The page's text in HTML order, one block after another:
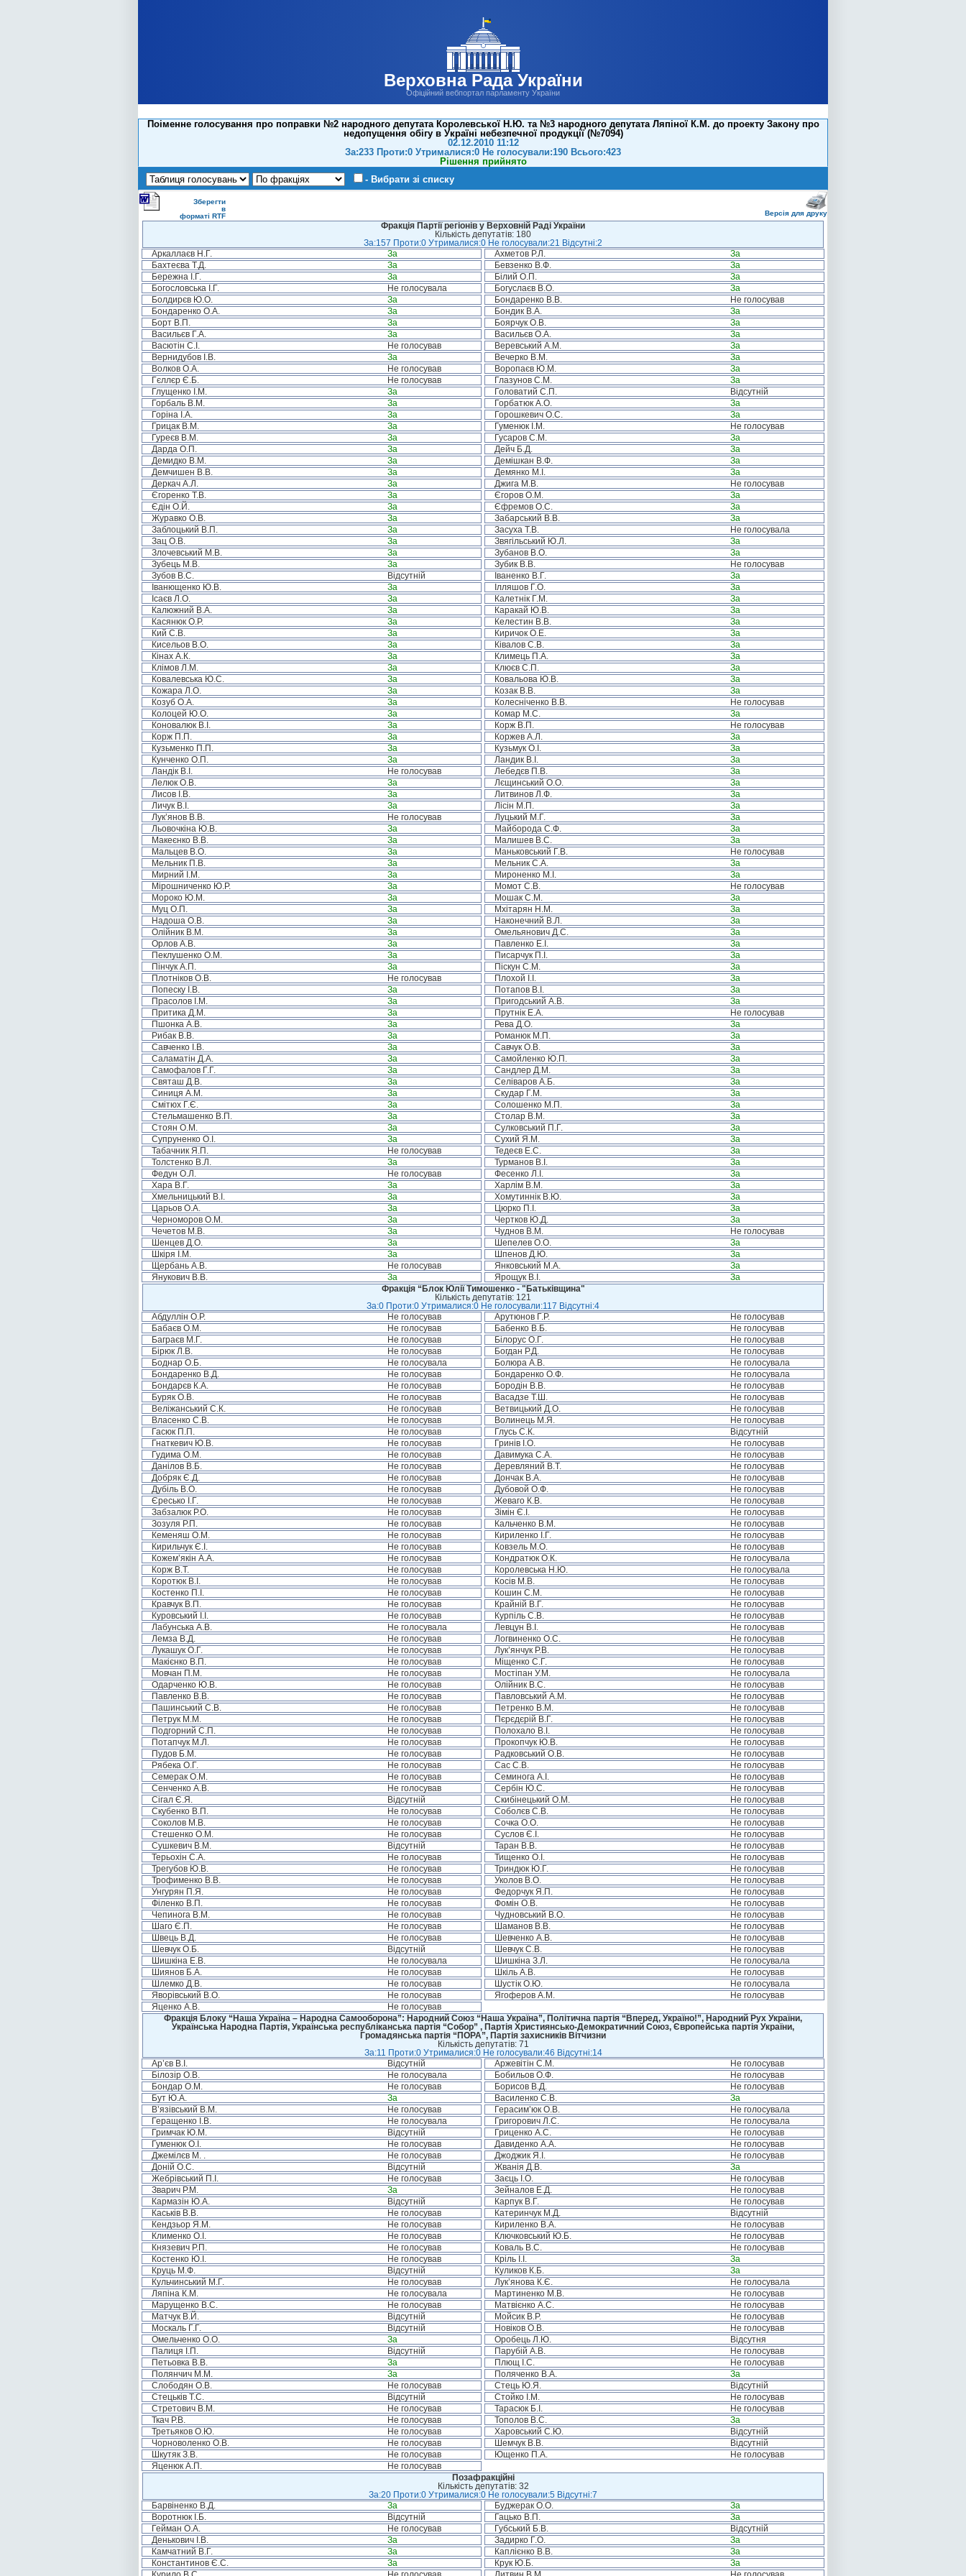
Верховна Рада України
Офіційний вебпортал парламенту України
Поіменне голосування про поправки №2 народного депутата Королевської Н.Ю. та №3 народного депутата Ляпіної К.М. до проекту Закону про
недопущення обігу в Україні небезпечної продукції (№7094)
02.12.2010 11:12
За:233 Проти:0 Утрималися:0 Не голосували:190 Всього:423
Рішення прийнято
- Вибрати зі списку
Зберегти
в
форматі RTF
Версія для друку
Фракція Партії регіонів у Верховній Раді України
Кількість депутатів: 180
За:157 Проти:0 Утрималися:0 Не голосували:21 Відсутні:2
Аркаллаєв Н.Г.
За Ахметов Р.Л.
За
Бахтеєва Т.Д.
За Бевзенко В.Ф.
За
Бережна І.Г.
За Білий О.П.
За
Богословська І.Г.
Не голосувала Богуслаєв В.О.
За
Болдирєв Ю.О.
За Бондаренко В.В.
Не голосував
Бондаренко О.А.
За Бондик В.А.
За
Борт В.П.
За Боярчук О.В.
За
Васильєв Г.А.
За Васильєв О.А.
За
Васютін С.І.
Не голосував Веревський А.М.
За
Вернидубов І.В.
За Вечерко В.М.
За
Волков О.А.
Не голосував Воропаєв Ю.М.
За
Гєллєр Є.Б.
Не голосував Глазунов С.М.
За
Глущенко І.М.
За Головатий С.П.
Відсутній
Горбаль В.М.
За Горбатюк А.О.
За
Горіна І.А.
За Горошкевич О.С.
За
Грицак В.М.
За Гуменюк І.М.
Не голосував
Гуреєв В.М.
За Гусаров С.М.
За
Дарда О.П.
За Дейч Б.Д.
За
Демидко В.М.
За Демішкан В.Ф.
За
Демчишен В.В.
За Демянко М.І.
За
Деркач А.Л.
За Джига М.В.
Не голосував
Єгоренко Т.В.
За Єгоров О.М.
За
Єдін О.Й.
За Єфремов О.С.
За
Журавко О.В.
За Забарський В.В.
За
Заблоцький В.П.
За Засуха Т.В.
Не голосувала
Зац О.В.
За Звягільський Ю.Л.
За
Злочевський М.В.
За Зубанов В.О.
За
Зубець М.В.
За Зубик В.В.
Не голосував
Зубов В.С.
Відсутній Іваненко В.Г.
За
Іванющенко Ю.В.
За Ілляшов Г.О.
За
Ісаєв Л.О.
За Калетнік Г.М.
За
Калюжний В.А.
За Каракай Ю.В.
За
Касянюк О.Р.
За Келестин В.В.
За
Кий С.В.
За Киричок О.Е.
За
Кисельов В.О.
За Ківалов С.В.
За
Кінах А.К.
За Климець П.А.
За
Клімов Л.М.
За Клюєв С.П.
За
Ковалевська Ю.С.
За Ковальова Ю.В.
За
Кожара Л.О.
За Козак В.В.
За
Козуб О.А.
За Колесніченко В.В.
Не голосував
Колоцей Ю.О.
За Комар М.С.
За
Коновалюк В.І.
За Корж В.П.
Не голосував
Корж П.П.
За Коржев А.Л.
За
Кузьменко П.П.
За Кузьмук О.І.
За
Кунченко О.П.
За Ландик В.І.
За
Ландік В.І.
Не голосував Лебедєв П.В.
За
Лелюк О.В.
За Лєщинський О.О.
За
Лисов І.В.
За Литвинов Л.Ф.
За
Личук В.І.
За Лісін М.П.
За
Лук’янов В.В.
Не голосував Луцький М.Г.
За
Льовочкіна Ю.В.
За Майборода С.Ф.
За
Макеєнко В.В.
За Малишев В.С.
За
Мальцев В.О.
За Маньковський Г.В.
Не голосував
Мельник П.В.
За Мельник С.А.
За
Мирний І.М.
За Мироненко М.І.
За
Мірошниченко Ю.Р.
За Момот С.В.
Не голосував
Мороко Ю.М.
За Мошак С.М.
За
Муц О.П.
За Мхітарян Н.М.
За
Надоша О.В.
За Наконечний В.Л.
За
Олійник В.М.
За Омельянович Д.С.
За
Орлов А.В.
За Павленко Е.І.
За
Пеклушенко О.М.
За Писарчук П.І.
За
Пінчук А.П.
За Піскун С.М.
За
Плотніков О.В.
Не голосував Плохой І.І.
За
Попеску І.В.
За Потапов В.І.
За
Прасолов І.М.
За Пригодський А.В.
За
Притика Д.М.
За Прутнік Е.А.
Не голосував
Пшонка А.В.
За Рева Д.О.
За
Рибак В.В.
За Романюк М.П.
За
Савченко І.В.
За Савчук О.В.
За
Саламатін Д.А.
За Самойленко Ю.П.
За
Самофалов Г.Г.
За Сандлер Д.М.
За
Святаш Д.В.
За Селіваров А.Б.
За
Синиця А.М.
За Скудар Г.М.
За
Смітюх Г.Є.
За Солошенко М.П.
За
Стельмашенко В.П.
За Столар В.М.
За
Стоян О.М.
За Сулковський П.Г.
За
Супруненко О.І.
За Сухий Я.М.
За
Табачник Я.П.
Не голосував Тедеєв Е.С.
За
Толстенко В.Л.
За Турманов В.І.
За
Федун О.Л.
Не голосував Фесенко Л.І.
За
Хара В.Г.
За Харлім В.М.
За
Хмельницький В.І.
За Хомутиннік В.Ю.
За
Царьов О.А.
За Цюрко П.І.
За
Черноморов О.М.
За Чертков Ю.Д.
За
Чечетов М.В.
За Чуднов В.М.
Не голосував
Шенцев Д.О.
За Шепелев О.О.
За
Шкіря І.М.
За Шпенов Д.Ю.
За
Щербань А.В.
Не голосував Янковський М.А.
За
Янукович В.В.
За Ярощук В.І.
За
Фракція “Блок Юлії Тимошенко - "Батьківщина"
Кількість депутатів: 121
За:0 Проти:0 Утрималися:0 Не голосували:117 Відсутні:4
Абдуллін О.Р.
Не голосував Арутюнов Г.Р.
Не голосував
Бабаєв О.М.
Не голосував Бабенко В.Б.
Не голосував
Баграєв М.Г.
Не голосував Білорус О.Г.
Не голосував
Бірюк Л.В.
Не голосував Богдан Р.Д.
Не голосував
Боднар О.Б.
Не голосувала Болюра А.В.
Не голосувала
Бондаренко В.Д.
Не голосував Бондаренко О.Ф.
Не голосувала
Бондарєв К.А.
Не голосував Бородін В.В.
Не голосував
Буряк О.В.
Не голосував Васадзе Т.Ш.
Не голосував
Веліжанський С.К.
Не голосував Ветвицький Д.О.
Не голосував
Власенко С.В.
Не голосував Волинець М.Я.
Не голосував
Гасюк П.П.
Не голосував Глусь С.К.
Відсутній
Гнаткевич Ю.В.
Не голосував Гринів І.О.
Не голосував
Гудима О.М.
Не голосував Давимука С.А.
Не голосував
Данілов В.Б.
Не голосував Деревляний В.Т.
Не голосував
Добряк Є.Д.
Не голосував Дончак В.А.
Не голосував
Дубіль В.О.
Не голосував Дубовой О.Ф.
Не голосував
Єресько І.Г.
Не голосував Жеваго К.В.
Не голосував
Забзалюк Р.О.
Не голосував Зімін Є.І.
Не голосував
Зозуля Р.П.
Не голосував Кальченко В.М.
Не голосував
Кеменяш О.М.
Не голосував Кириленко І.Г.
Не голосував
Кирильчук Є.І.
Не голосував Ковзель М.О.
Не голосував
Кожем’якін А.А.
Не голосував Кондратюк О.К.
Не голосувала
Корж В.Т.
Не голосував Королевська Н.Ю.
Не голосувала
Коротюк В.І.
Не голосував Косів М.В.
Не голосував
Костенко П.І.
Не голосував Кошин С.М.
Не голосував
Кравчук В.П.
Не голосував Крайній В.Г.
Не голосував
Куровський І.І.
Не голосував Курпіль С.В.
Не голосував
Лабунська А.В.
Не голосувала Левцун В.І.
Не голосував
Лемза В.Д.
Не голосував Логвиненко О.С.
Не голосував
Лукашук О.Г.
Не голосував Лук’янчук Р.В.
Не голосував
Макієнко В.П.
Не голосував Міщенко С.Г.
Не голосував
Мовчан П.М.
Не голосував Мостіпан У.М.
Не голосувала
Одарченко Ю.В.
Не голосував Олійник В.С.
Не голосував
Павленко В.В.
Не голосував Павловський А.М.
Не голосував
Пашинський С.В.
Не голосував Петренко В.М.
Не голосував
Петрук М.М.
Не голосував Пєрєдєрій В.Г.
Не голосував
Подгорний С.П.
Не голосував Полохало В.І.
Не голосував
Потапчук М.Л.
Не голосував Прокопчук Ю.В.
Не голосував
Пудов Б.М.
Не голосував Радковський О.В.
Не голосував
Рябека О.Г.
Не голосував Сас С.В.
Не голосував
Семерак О.М.
Не голосував Семинога А.І.
Не голосував
Сенченко А.В.
Не голосував Сербін Ю.С.
Не голосував
Сігал Є.Я.
Відсутній Скибінецький О.М.
Не голосував
Скубенко В.П.
Не голосував Соболєв С.В.
Не голосував
Соколов М.В.
Не голосував Сочка О.О.
Не голосував
Стешенко О.М.
Не голосував Суслов Є.І.
Не голосував
Сушкевич В.М.
Відсутній Таран В.В.
Не голосував
Терьохін С.А.
Не голосував Тищенко О.І.
Не голосував
Трегубов Ю.В.
Не голосував Триндюк Ю.Г.
Не голосував
Трофименко В.В.
Не голосував Уколов В.О.
Не голосував
Унгурян П.Я.
Не голосував Федорчук Я.П.
Не голосував
Філенко В.П.
Не голосував Фомін О.В.
Не голосував
Чепинога В.М.
Не голосував Чудновський В.О.
Не голосував
Шаго Є.П.
Не голосував Шаманов В.В.
Не голосував
Швець В.Д.
Не голосував Шевченко А.В.
Не голосував
Шевчук О.Б.
Відсутній Шевчук С.В.
Не голосував
Шишкіна Е.В.
Не голосувала Шишкіна З.Л.
Не голосувала
Шиянов Б.А.
Не голосував Шкіль А.В.
Не голосував
Шлемко Д.В.
Не голосував Шустік О.Ю.
Не голосувала
Яворівський В.О.
Не голосував Ягоферов А.М.
Не голосував
Яценко А.В.
Не голосував
Фракція Блоку “Наша Україна – Народна Самооборона”: Народний Союз “Наша Україна”, Політична партія “Вперед, Україно!”, Народний Рух України,
Українська Народна Партія, Українська республіканська партія “Собор” , Партія Християнсько-Демократичний Союз, Європейська партія України,
Громадянська партія “ПОРА”, Партія захисників Вітчизни
Кількість депутатів: 71
За:11 Проти:0 Утрималися:0 Не голосували:46 Відсутні:14
Ар’єв В.І.
Відсутній Аржевітін С.М.
Не голосував
Білозір О.В.
Не голосувала Бобильов О.Ф.
Не голосував
Бондар О.М.
Не голосував Борисов В.Д.
Не голосував
Бут Ю.А.
За Василенко С.В.
За
В’язівський В.М.
Не голосував Герасим’юк О.В.
Не голосувала
Геращенко І.В.
Не голосувала Григорович Л.С.
Не голосувала
Гримчак Ю.М.
Відсутній Гриценко А.С.
Не голосував
Гуменюк О.І.
Не голосував Давиденко А.А.
Не голосував
Джемілєв М. .
Не голосував Джоджик Я.І.
Не голосував
Доній О.С.
Відсутній Жванія Д.В.
За
Жебрівський П.І.
Не голосував Заєць І.О.
Не голосував
Зварич Р.М.
За Зейналов Е.Д.
Не голосував
Кармазін Ю.А.
Відсутній Карпук В.Г.
Не голосував
Каськів В.В.
Не голосував Катеринчук М.Д.
Відсутній
Кендзьор Я.М.
Не голосував Кириленко В.А.
Не голосував
Клименко О.І.
Не голосував Ключковський Ю.Б.
Не голосував
Князевич Р.П.
Не голосував Коваль В.С.
Не голосував
Костенко Ю.І.
Не голосував Кріль І.І.
За
Круць М.Ф.
Відсутній Куликов К.Б.
За
Кульчинський М.Г.
Не голосував Лук’янова К.Є.
Не голосувала
Ляпіна К.М.
Не голосувала Мартиненко М.В.
Не голосував
Марущенко В.С.
Не голосував Матвієнко А.С.
Не голосував
Матчук В.Й.
Відсутній Мойсик В.Р.
Не голосував
Москаль Г.Г.
Відсутній Новіков О.В.
Не голосував
Омельченко О.О.
За Оробець Л.Ю.
Відсутня
Палиця І.П.
Відсутній Парубій А.В.
Не голосував
Петьовка В.В.
За Плющ І.С.
Не голосував
Полянчич М.М.
За Поляченко В.А.
За
Слободян О.В.
Не голосував Стець Ю.Я.
Відсутній
Стецьків Т.С.
Відсутній Стойко І.М.
Не голосував
Стретович В.М.
Не голосував Тарасюк Б.І.
Не голосував
Ткач Р.В.
Не голосував Тополов В.С.
За
Третьяков О.Ю.
Не голосував Харовський С.Ю.
Відсутній
Чорноволенко О.В.
Не голосував Шемчук В.В.
Відсутній
Шкутяк З.В.
Не голосував Ющенко П.А.
Не голосував
Яценюк А.П.
Не голосував
Позафракційні
Кількість депутатів: 32
За:20 Проти:0 Утрималися:0 Не голосували:5 Відсутні:7
Барвіненко В.Д.
За Буджерак О.О.
За
Воротнюк І.Б.
Відсутній Гацько В.П.
За
Гейман О.А.
Не голосував Губський Б.В.
Відсутній
Денькович І.В.
За Задирко Г.О.
За
Камчатний В.Г.
За Каплієнко В.В.
За
Константинов Є.С.
За Крук Ю.Б.
За